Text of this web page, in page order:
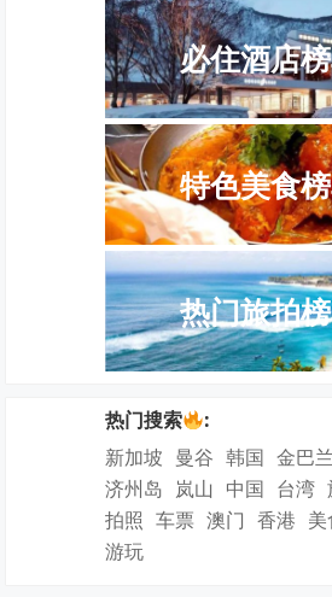
必住酒店
特色美食
热门旅拍
热门搜索
:
新加坡 曼谷 韩国 金巴
济州岛 岚山 中国 台湾
拍照 车票 澳门 香港 美
游玩